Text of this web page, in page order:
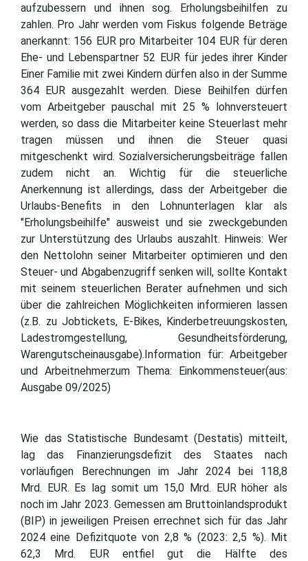
aufzubessern und ihnen sog. Erholungsbeihilfen zu
zahlen. Pro Jahr werden vom Fiskus folgende Beträge
anerkannt: 156 EUR pro Mitarbeiter 104 EUR für deren
Ehe- und Lebenspartner 52 EUR für jedes ihrer Kinder
Einer Familie mit zwei Kindern dürfen also in der Summe
364 EUR ausgezahlt werden. Diese Beihilfen dürfen
vom Arbeitgeber pauschal mit 25 % lohnversteuert
werden, so dass die Mitarbeiter keine Steuerlast mehr
tragen müssen und ihnen die Steuer quasi
mitgeschenkt wird. Sozialversicherungsbeiträge fallen
zudem nicht an. Wichtig für die steuerliche
Anerkennung ist allerdings, dass der Arbeitgeber die
Urlaubs-Benefits in den Lohnunterlagen klar als
"Erholungsbeihilfe" ausweist und sie zweckgebunden
zur Unterstützung des Urlaubs auszahlt. Hinweis: Wer
den Nettolohn seiner Mitarbeiter optimieren und den
Steuer- und Abgabenzugriff senken will, sollte Kontakt
mit seinem steuerlichen Berater aufnehmen und sich
über die zahlreichen Möglichkeiten informieren lassen
(z.B. zu Jobtickets, E-Bikes, Kinderbetreuungskosten,
Ladestromgestellung, Gesundheitsförderung,
Warengutscheinausgabe).Information für: Arbeitgeber
und Arbeitnehmerzum Thema: Einkommensteuer(aus:
Ausgabe 09/2025)
Wie das Statistische Bundesamt (Destatis) mitteilt,
lag das Finanzierungsdefizit des Staates nach
vorläufigen Berechnungen im Jahr 2024 bei 118,8
Mrd. EUR. Es lag somit um 15,0 Mrd. EUR höher als
noch im Jahr 2023. Gemessen am Bruttoinlandsprodukt
(BIP) in jeweiligen Preisen errechnet sich für das Jahr
2024 eine Defizitquote von 2,8 % (2023: 2,5 %). Mit
62,3 Mrd. EUR entfiel gut die Hälfte des